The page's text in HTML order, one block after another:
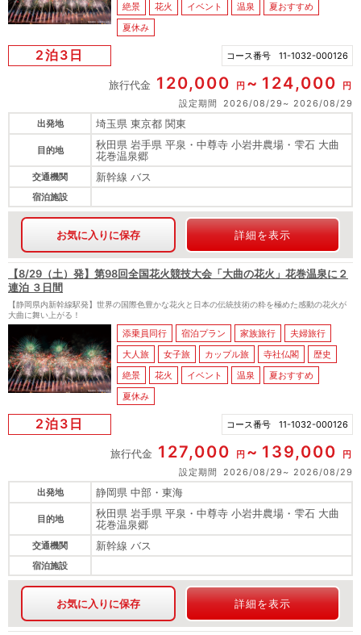
絶景
花火 イベント 温泉
夏おすすめ
夏休み
2泊3日 コース番号 11-1032-000126
旅行代金 120,000 円 124,000
円
設定期間
2026/08/29
2026/08/29
出発地
埼玉県 東京都 関東
目的地
秋田県 岩手県 平泉・中尊寺 小岩井農場・雫石 大曲
花巻温泉郷
交通機関 新幹線 バス
宿泊施設
お気に入りに保存 詳細を表示
【8/29（土）発】第98回全国花火競技大会「大曲の花火」花巻温泉に２
連泊 ３日間
【静岡県内新幹線駅発】世界の国際色豊かな花火と日本の伝統技術の粋を極めた感動の花火が
大曲に舞い上がる！
添乗員同行 宿泊プラン 家族旅行
夫婦旅行
大人旅
女子旅 カップル旅 寺社仏閣
歴史
絶景
花火 イベント 温泉
夏おすすめ
夏休み
2泊3日 コース番号 11-1032-000126
旅行代金 127,000 円 139,000
円
設定期間
2026/08/29
2026/08/29
出発地
静岡県 中部・東海
目的地
秋田県 岩手県 平泉・中尊寺 小岩井農場・雫石 大曲
花巻温泉郷
交通機関 新幹線 バス
宿泊施設
お気に入りに保存 詳細を表示